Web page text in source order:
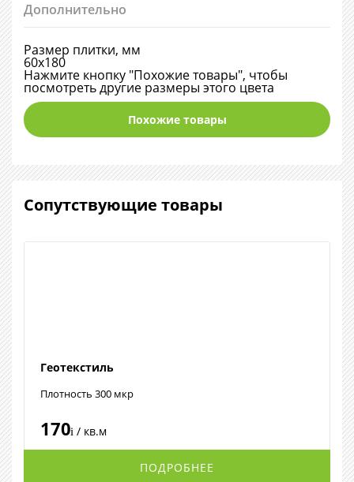
Дополнительно
Размер плитки, мм
60х180
Нажмите кнопку "Похожие товары", чтобы
посмотреть другие размеры этого цвета
Похожие товары
Сопутствующие товары
Геотекстиль
Плотность 300 мкр
170i / кв.м
ПОДРОБНЕЕ